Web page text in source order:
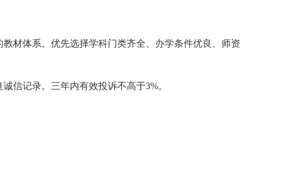
材体系。优先选择学科门类齐全、办学条件优良、师资
信记录。三年内有效投诉不高于3%。